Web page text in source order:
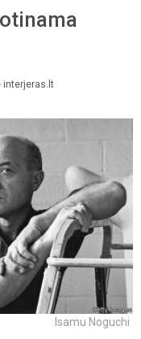
interjeras.lt
Isamu Noguchi